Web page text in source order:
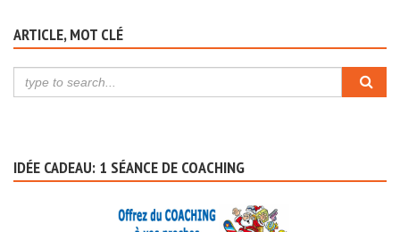
ARTICLE, MOT CLÉ
IDÉE CADEAU: 1 SÉANCE DE COACHING